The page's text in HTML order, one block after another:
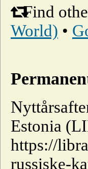
Find
World) •
Estonia
https://
russiske-